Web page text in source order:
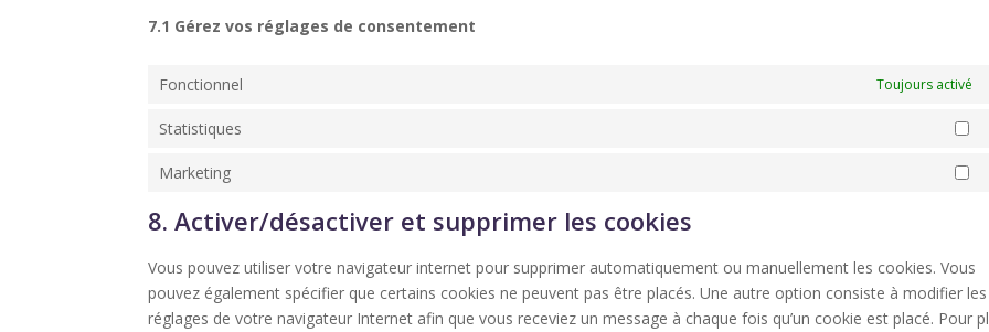
7.1 Gérez vos réglages de consentement
Fonctionnel Toujours activé
Statistiques
Marketing
8. Activer/désactiver et supprimer les cookies
Vous pouvez utiliser votre navigateur internet pour supprimer automatiquement ou manuellement les cookies. Vous
pouvez également spécifier que certains cookies ne peuvent pas être placés. Une autre option consiste à modifier les
réglages de votre navigateur Internet afin que vous receviez un message à chaque fois qu’un cookie est placé. Pour